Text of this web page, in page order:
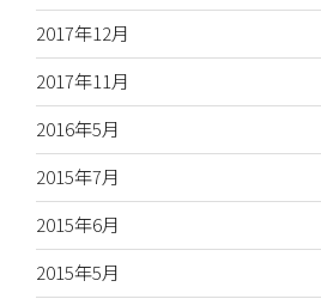
2017年12月
2017年11月
2016年5月
2015年7月
2015年6月
2015年5月